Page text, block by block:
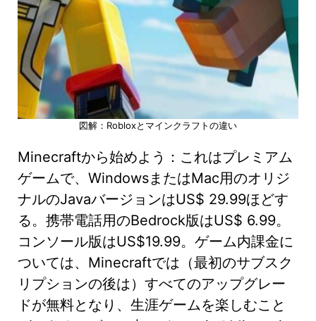
図解：Robloxとマインクラフトの違い
Minecraftから始めよう：これはプレミアム
ゲームで、WindowsまたはMac用のオリジ
ナルのJavaバージョンはUS$ 29.99ほどす
る。携帯電話用のBedrock版はUS$ 6.99。
コンソール版はUS$19.99。ゲーム内課金に
ついては、Minecraftでは（最初のサブスク
リプションの後は）すべてのアップグレー
ドが無料となり、生涯ゲームを楽しむこと